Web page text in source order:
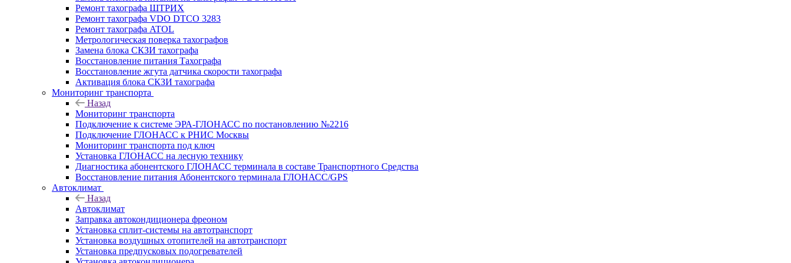
Ремонт тахографа ШТРИХ
Ремонт тахографа VDO DTCO 3283
Ремонт тахографа ATOL
Метрологическая поверка тахографов
Замена блока СКЗИ тахографа
Восстановление питания Тахографа
Восстановление жгута датчика скорости тахографа
Активация блока СКЗИ тахографа
Мониторинг транспорта
Назад
Мониторинг транспорта
Подключение к системе ЭРА-ГЛОНАСС по постановлению №2216
Подключение ГЛОНАСС к РНИС Москвы
Мониторинг транспорта под ключ
Установка ГЛОНАСС на лесную технику
Диагностика абонентского ГЛОНАСС терминала в составе Транспортного Средства
Восстановление питания Абонентского терминала ГЛОНАСС/GPS
Автоклимат
Назад
Автоклимат
Заправка автокондиционера фреоном
Установка сплит-системы на автотранспорт
Установка воздушных отопителей на автотранспорт
Установка предпусковых подогревателей